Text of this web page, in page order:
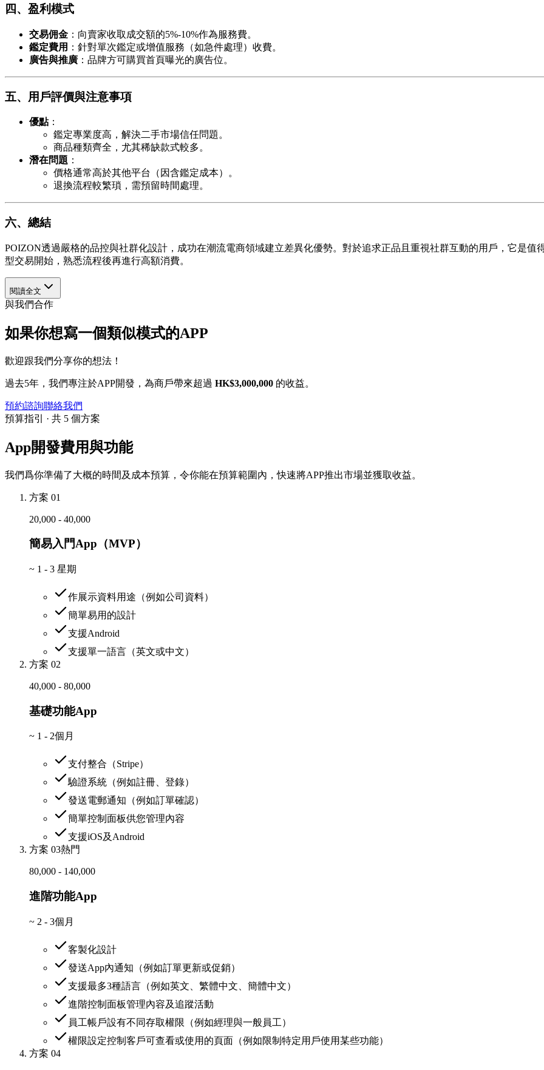
四、盈利模式
交易佣金 ：向賣家收取成交額的5%-10%作為服務費。
鑑定費用 ：針對單次鑑定或增值服務（如急件處理）收費。
廣告與推廣 ：品牌方可購買首頁曝光的廣告位。
五、用戶評價與注意事項
優點：
鑑定專業度高，解決二手市場信任問題。
商品種類齊全，尤其稀缺款式較多。
潛在問題 ：
價格通常高於其他平台（因含鑑定成本）。
退換流程較繁瑣，需預留時間處理。
六、總結
POIZON透過嚴格的品控與社群化設計，成功在潮流電商領域建立差異化優勢。對於追求正品且重視社群互動的用戶，它是
型交易開始，熟悉流程後再進行高額消費。
閱讀全文
與我們合作
如果你想寫一個類似模式的APP
歡迎跟我們分享你的想法！
過去5年，我們專注於APP開發，為商戶帶來超過 HK$3,000,000 的收益。
預約諮詢聯絡我們
預算指引 · 共 5 個方案
App開發費用與功能
我們爲你準備了大概的時間及成本預算，令你能在預算範圍內，快速將APP推出市場並獲取收益。
方案 01
20,000 - 40,000
簡易入門App（MVP）
~ 1 - 3 星期
作展示資料用途（例如公司資料）
簡單易用的設計
支援Android
支援單一語言（英文或中文）
方案 02
40,000 - 80,000
基礎功能App
~ 1 - 2個月
支付整合（Stripe）
驗證系統（例如註冊、登錄）
發送電郵通知（例如訂單確認）
簡單控制面板供您管理內容
支援iOS及Android
方案 03熱門
80,000 - 140,000
進階功能App
~ 2 - 3個月
客製化設計
發送App內通知（例如訂單更新或促銷）
支援最多3種語言（例如英文、繁體中文、簡體中文）
進階控制面板管理內容及追蹤活動
員工帳戶設有不同存取權限（例如經理與一般員工）
權限設定控制客戶可查看或使用的頁面（例如限制特定用戶使用某些功能）
方案 04